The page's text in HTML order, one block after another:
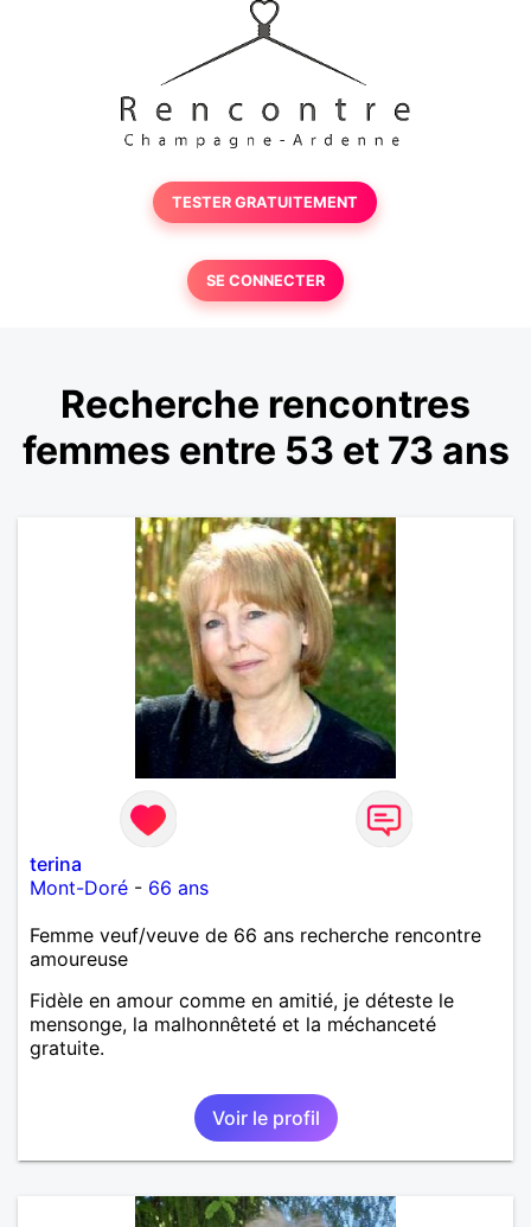
TESTER GRATUITEMENT
SE CONNECTER
Recherche rencontres
femmes entre 53 et 73 ans
terina
Mont-Doré - 66 ans
Femme veuf/veuve de 66 ans recherche rencontre
amoureuse
Fidèle en amour comme en amitié, je déteste le
mensonge, la malhonnêteté et la méchanceté
gratuite.
Voir le profil